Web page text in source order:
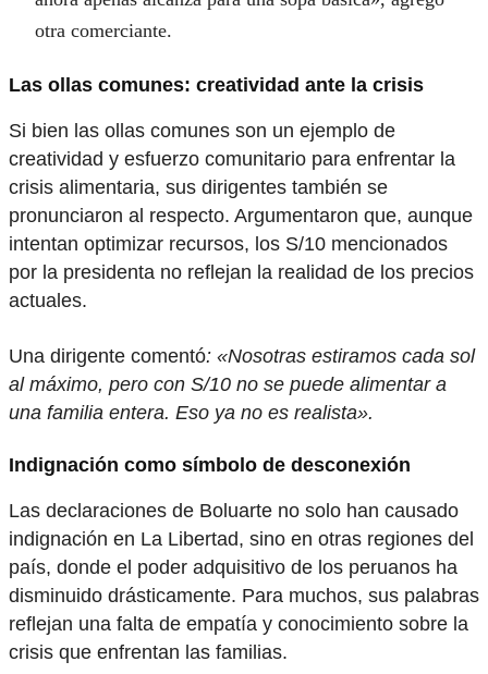
otra comerciante.
Las ollas comunes: creatividad ante la crisis
Si bien las ollas comunes son un ejemplo de
creatividad y esfuerzo comunitario para enfrentar la
crisis alimentaria, sus dirigentes también se
pronunciaron al respecto. Argumentaron que, aunque
intentan optimizar recursos, los S/10 mencionados
por la presidenta no reflejan la realidad de los precios
actuales.
Una dirigente comentó: «Nosotras estiramos cada sol
al máximo, pero con S/10 no se puede alimentar a
una familia entera. Eso ya no es realista».
Indignación como símbolo de desconexión
Las declaraciones de Boluarte no solo han causado
indignación en La Libertad, sino en otras regiones del
país, donde el poder adquisitivo de los peruanos ha
disminuido drásticamente. Para muchos, sus palabras
reflejan una falta de empatía y conocimiento sobre la
crisis que enfrentan las familias.